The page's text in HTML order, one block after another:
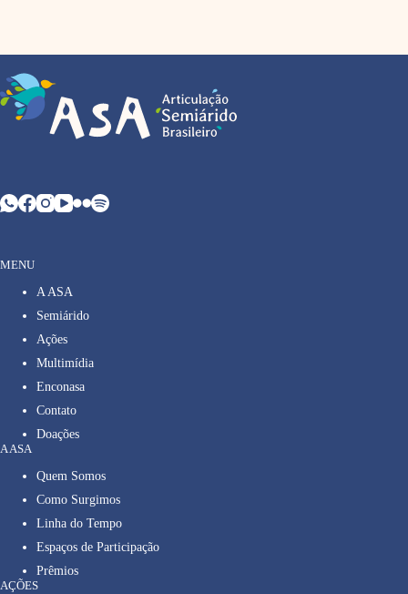
MENU
A ASA
Semiárido
Ações
Multimídia
Enconasa
Contato
Doações
A ASA
Quem Somos
Como Surgimos
Linha do Tempo
Espaços de Participação
Prêmios
AÇÕES